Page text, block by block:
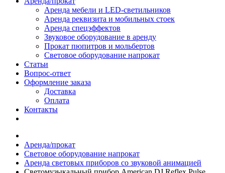
Аренда мебели и LED-светильников
Аренда реквизита и мобильных стоек
Аренда спецэффектов
Звуковое оборудование в аренду
Прокат пюпитров и мольбертов
Световое оборудование напрокат
Статьи
Вопрос-ответ
Оформление заказа
Доставка
Оплата
Контакты
Аренда/прокат
Световое оборудование напрокат
Аренда световых приборов со звуковой анимацией